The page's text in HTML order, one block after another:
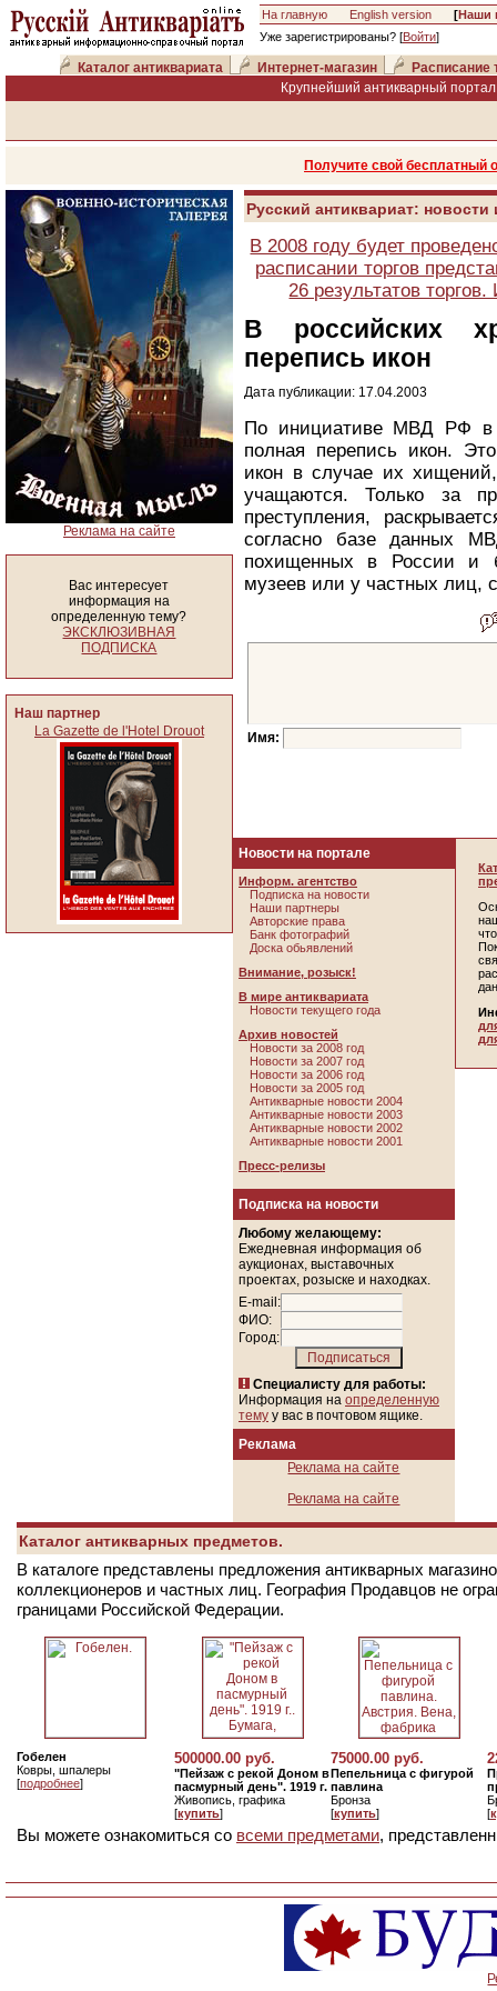
На главную English version [Наши
Уже зарегистрированы? [Войти]
Каталог антиквариата Интернет-магазин
Расписание
Крупнейший антикварный
Получите свой
Реклама на сайте
Вас интересует
информация на
определенную тему?
ЭКСКЛЮЗИВНАЯ
ПОДПИСКА
Наш партнер
La Gazette de l'Hotel Drouot
Русский антиквариат:
В 2008 году будет
расписании торгов
26 результатов
В российских
перепись икон
Дата публикации: 17.04.2003
По инициативе МВД РФ в
полная перепись икон.
икон в случае их
учащаются. Только за
преступления,
согласно базе данных
похищенных в России и
музеев или у частных лиц,
Имя:
Новости на портале
Информ. агентство
Подписка на новости
Наши партнеры
Авторские права
Банк фотографий
Доска обьявлений
Внимание, розыск!
В мире антиквариата
Новости текущего года
Архив новостей
Новости за 2008 год
Новости за 2007 год
Новости за 2006 год
Новости за 2005 год
Антикварные новости 2004
Антикварные новости 2003
Антикварные новости 2002
Антикварные новости 2001
Пресс-релизы
Подписка на новости
Любому желающему:
Ежедневная информация об
аукционах, выставочных
проектах, розыске и находках.
E-mail:
ФИО:
Город:
Специалисту для работы:
Информация на определенную
тему у вас в почтовом ящике.
Реклама
Реклама на сайте
Реклама на сайте
Каталог антикварных предметов.
В каталоге представлены предложения антикварных
коллекционеров и частных лиц. География Продавцов не
границами Российской Федерации.
Гобелен
Ковры, шпалеры
[подробнее]
500000.00 руб.
"Пейзаж с рекой Доном в
пасмурный день". 1919 г.
Живопись, графика
[купить]
75000.00 руб.
Пепельница с фигурой
павлина
Бронза
[купить]
[
Вы можете ознакомиться со всеми предметами,